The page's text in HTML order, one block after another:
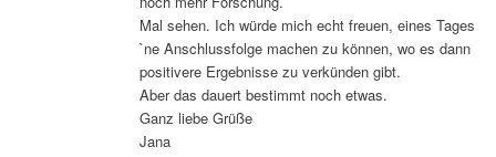
Mal sehen. Ich würde mich echt freuen, eines Tages
`ne Anschlussfolge machen zu können, wo es dann
positivere Ergebnisse zu verkünden gibt.
Aber das dauert bestimmt noch etwas.
Ganz liebe Grüße
Jana